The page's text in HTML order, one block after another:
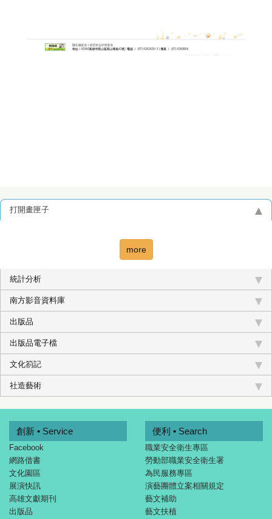
打開畫匣子
more
統計分析
南方影音資料庫
出版品
出版品電子檔
文化箚記
社造藝術
創新 • Service
Facebook
網路借書
文化園區
展演快訊
高雄文獻期刊
出版品
便利 • Search
職業安全衛生專區
勞動部職業安全衛生署
為民服務專區
演藝團體立案相關規定
藝文補助
藝文扶植